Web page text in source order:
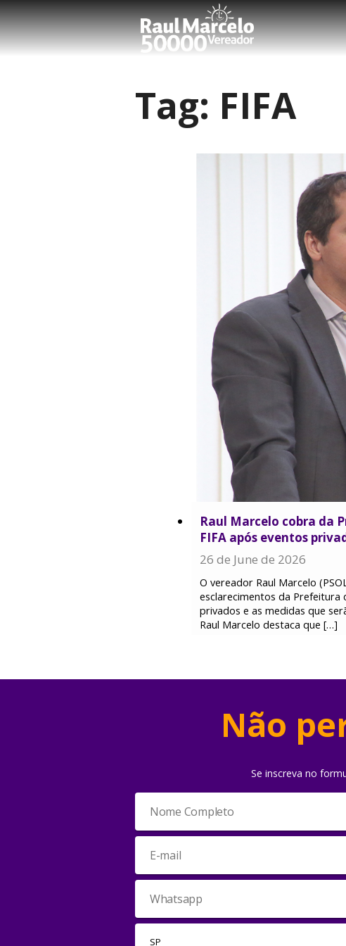
Tag: FIFA
Raul Marcelo cobra da
FIFA após eventos
26 de June de 2026
O vereador Raul Marcelo
esclarecimentos da Prefeitura
privados e as medidas que
Raul Marcelo destaca que […]
Não
Se inscreva no